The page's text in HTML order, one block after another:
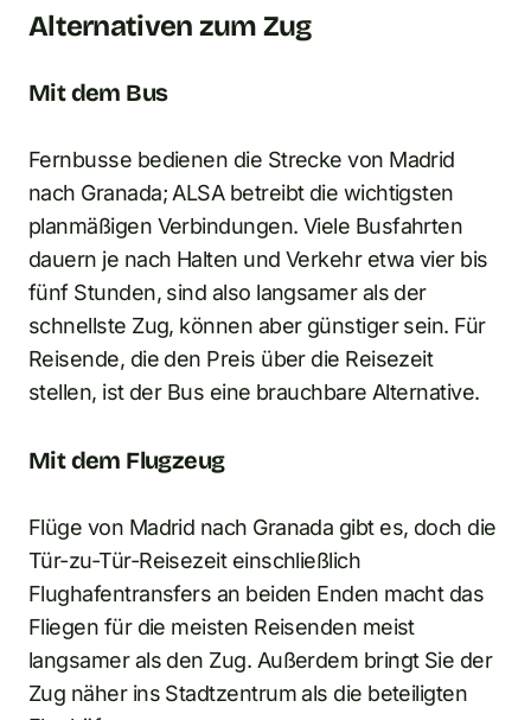
Alternativen zum Zug
Mit dem Bus
Fernbusse bedienen die Strecke von Madrid
nach Granada; ALSA betreibt die wichtigsten
planmäßigen Verbindungen. Viele Busfahrten
dauern je nach Halten und Verkehr etwa vier bis
fünf Stunden, sind also langsamer als der
schnellste Zug, können aber günstiger sein. Für
Reisende, die den Preis über die Reisezeit
stellen, ist der Bus eine brauchbare Alternative.
Mit dem Flugzeug
Flüge von Madrid nach Granada gibt es, doch die
Tür-zu-Tür-Reisezeit einschließlich
Flughafentransfers an beiden Enden macht das
Fliegen für die meisten Reisenden meist
langsamer als den Zug. Außerdem bringt Sie der
Zug näher ins Stadtzentrum als die beteiligten